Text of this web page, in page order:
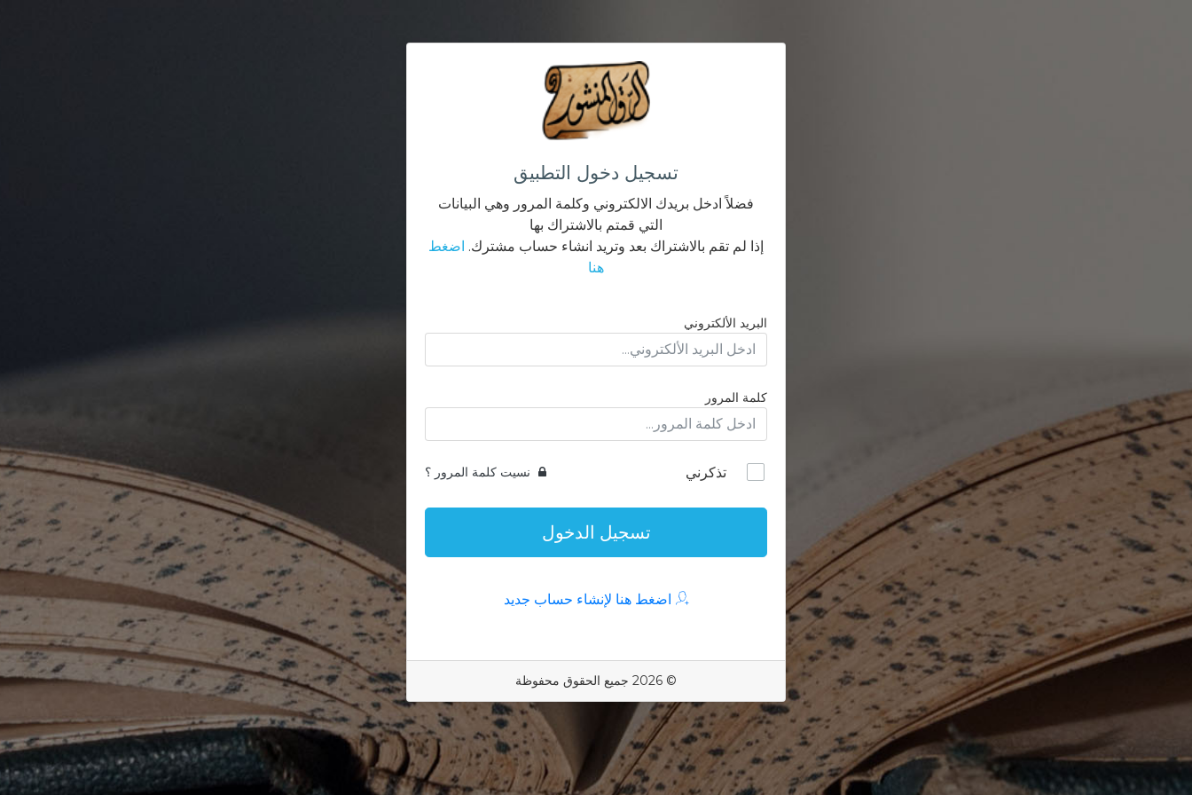
تسجيل دخول التطبيق
فضلاً ادخل بريدك الالكتروني وكلمة المرور وهي البيانات
التي قمتم بالاشتراك بها
إذا لم تقم بالاشتراك بعد وتريد انشاء حساب مشترك. اضغط
هنا
البريد الألكتروني
كلمة المرور
تذكرني نسيت كلمة المرور ؟
تسجيل الدخول
اضغط هنا لإنشاء حساب جديد
© 2026 جميع الحقوق محفوظة